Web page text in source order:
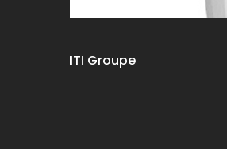
ITI Groupe